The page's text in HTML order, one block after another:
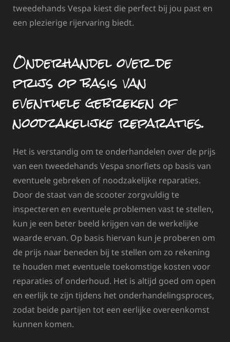
tweedehands Vespa kiest die perfect bij jou past en
een plezierige rijervaring biedt.
Onderhandel over de
prijs op basis van
eventuele gebreken of
noodzakelijke reparaties.
Het is verstandig om te onderhandelen over de prijs
van een tweedehands Vespa snorfiets op basis van
eventuele gebreken of noodzakelijke reparaties.
Door de staat van de scooter zorgvuldig te
inspecteren en eventuele problemen vast te stellen,
kun je een beter beeld krijgen van de werkelijke
waarde ervan. Op basis hiervan kun je proberen om
de prijs naar beneden bij te stellen om zo rekening
te houden met eventuele toekomstige kosten voor
reparaties of onderhoud. Het is altijd goed om open
en eerlijk te zijn tijdens het onderhandelingsproces,
zodat beide partijen tot een eerlijke overeenkomst
kunnen komen.